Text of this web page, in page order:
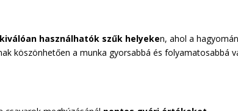
kiválóan használhatók szűk helyeken, ahol a
köszönhetően a munka gyorsabbá és folyamatosabbá